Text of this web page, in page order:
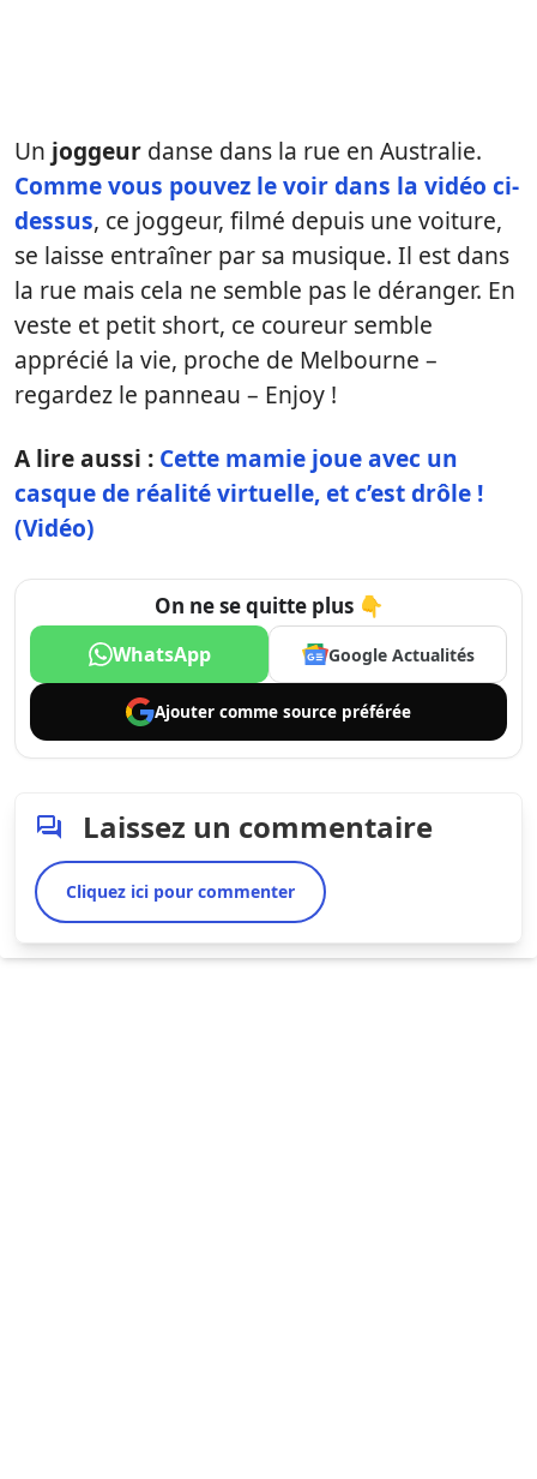
Un joggeur danse dans la rue en Australie.
Comme vous pouvez le voir dans la vidéo ci-
dessus, ce joggeur, filmé depuis une voiture,
se laisse entraîner par sa musique. Il est dans
la rue mais cela ne semble pas le déranger. En
veste et petit short, ce coureur semble
apprécié la vie, proche de Melbourne –
regardez le panneau – Enjoy !
A lire aussi : Cette mamie joue avec un
casque de réalité virtuelle, et c’est drôle !
(Vidéo)
On ne se quitte plus 👇
WhatsApp Google Actualités
Ajouter comme source préférée
Laissez un commentaire
Cliquez ici pour commenter